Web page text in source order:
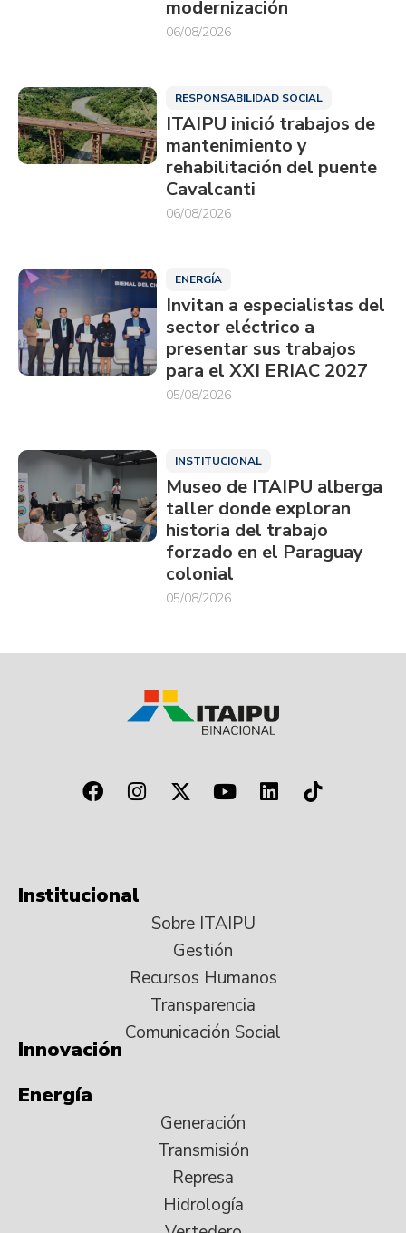
modernización
06/08/2026
RESPONSABILIDAD SOCIAL
ITAIPU inició trabajos de
mantenimiento y
rehabilitación del puente
Cavalcanti
06/08/2026
ENERGÍA
Invitan a especialistas del
sector eléctrico a
presentar sus trabajos
para el XXI ERIAC 2027
05/08/2026
INSTITUCIONAL
Museo de ITAIPU alberga
taller donde exploran
historia del trabajo
forzado en el Paraguay
colonial
05/08/2026
Institucional
Sobre ITAIPU
Gestión
Recursos Humanos
Transparencia
Comunicación Social
Innovación
Energía
Generación
Transmisión
Represa
Hidrología